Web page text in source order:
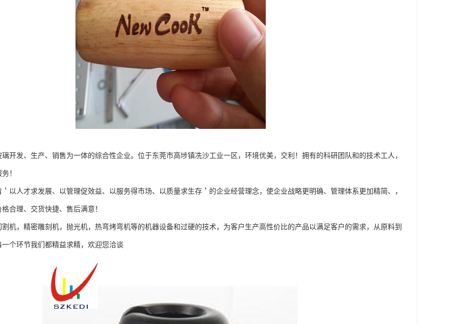
开发、生产、销售为一体的综合性企业。位于东莞市高埗镇冼沙工业一区，环境优美，交利！拥有的科研团队和的技术工人，
！
以人才求发展、以管理促效益、以服务得市场、以质量求生存＇的企业经营理念，使企业战略更明确、管理体系更加精简、，
合理、交货快捷、售后满意！
机，精密雕刻机，抛光机，热弯烤弯机等的机器设备和过硬的技术，为客户生产高性价比的产品以满足客户的需求，从原料到
个环节我们都精益求精，欢迎您洽谈